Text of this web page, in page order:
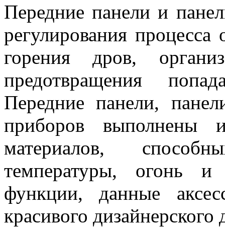
Передние панели и
регулирования
горения дров,
предотвращения
Передние панели,
приборов выполнены
материалов,
температуры, огонь
функции, данные
красивого